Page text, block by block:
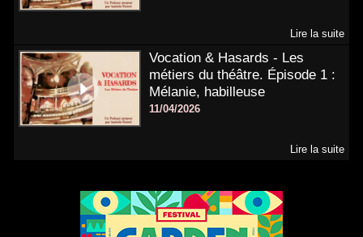
Lire la suite
Vocation & Hasards - Les
métiers du théâtre. Épisode 1 :
Mélanie, habilleuse
11/04/2026
Lire la suite